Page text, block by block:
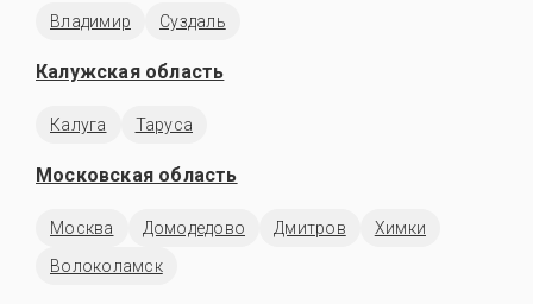
Владимир Суздаль
Калужская область
Калуга Таруса
Московская область
Москва Домодедово Дмитров
Химки
Волоколамск